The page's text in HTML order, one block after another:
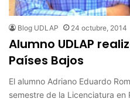
Blog UDLAP 24 octubre, 2014
Alumno UDLAP
Países Bajos
El alumno Adriano Eduardo
semestre de la Licenciatura en